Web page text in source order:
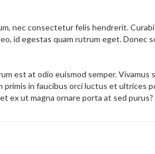
nec consectetur felis hendrerit.
id egestas quam rutrum eget. Donec
est at odio euismod semper. Vivamus
primis in faucibus orci luctus et ultrices
ex ut magna ornare porta at sed